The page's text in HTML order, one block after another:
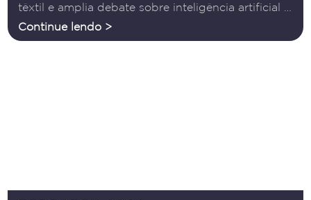
têxtil e amplia debate sobre inteligência artificial e
transformação digital A transformação digital da
Continue lendo >